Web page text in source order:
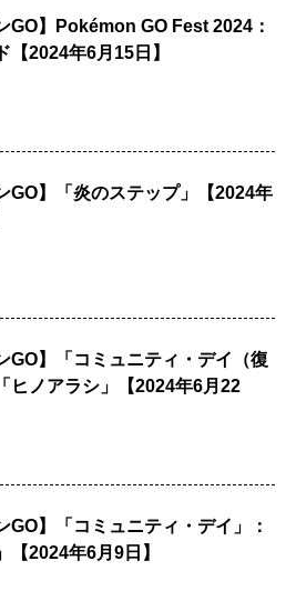
GO】Pokémon GO Fest 2024：
【2024年6月15日】
GO】「炎のステップ」【2024年
GO】「コミュニティ・デイ（復
ヒノアラシ」【2024年6月22
GO】「コミュニティ・デイ」：
【2024年6月9日】